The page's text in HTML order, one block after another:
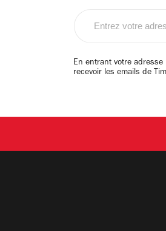
email
En entrant votre adresse
recevoir les emails de